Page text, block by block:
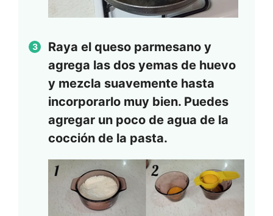
Raya el queso parmesano y
agrega las dos yemas de huevo
y mezcla suavemente hasta
incorporarlo muy bien. Puedes
agregar un poco de agua de la
cocción de la pasta.